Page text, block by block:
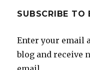
SUBSCRIBE TO
Enter your email
blog and receive